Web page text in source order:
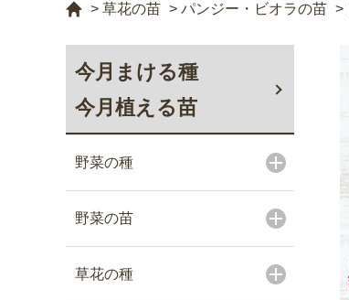
> 草花の苗 > パンジー・ビオラの苗 >
今月まける種
今月植える苗
野菜の種
野菜の苗
草花の種